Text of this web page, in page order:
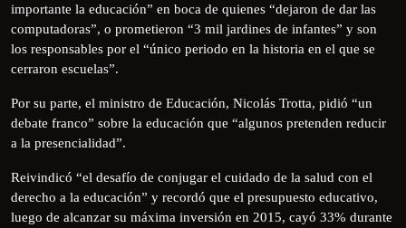
importante la educación” en boca de quienes “dejaron de dar las
computadoras”, o prometieron “3 mil jardines de infantes” y son
los responsables por el “único periodo en la historia en el que se
cerraron escuelas”.
Por su parte, el ministro de Educación, Nicolás Trotta, pidió “un
debate franco” sobre la educación que “algunos pretenden reducir
a la presencialidad”.
Reivindicó “el desafío de conjugar el cuidado de la salud con el
derecho a la educación” y recordó que el presupuesto educativo,
luego de alcanzar su máxima inversión en 2015, cayó 33% durante